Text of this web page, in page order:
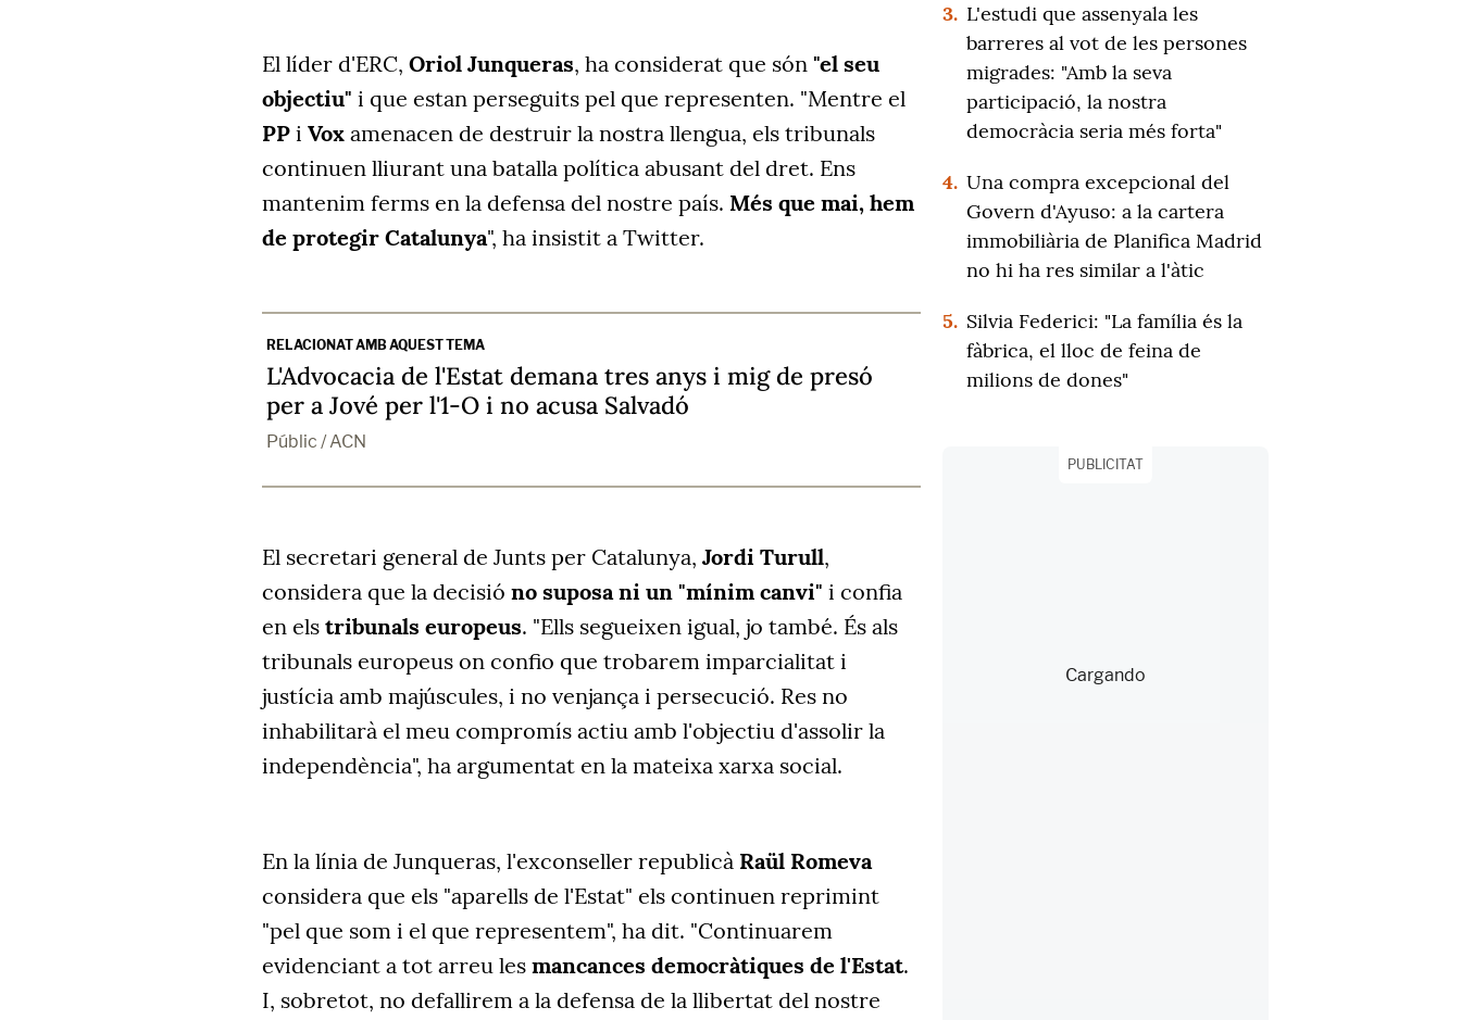
El líder d'ERC, Oriol Junqueras, ha considerat que són "el seu
objectiu" i que estan perseguits pel que representen. "Mentre el
PP i Vox amenacen de destruir la nostra llengua, els tribunals
continuen lliurant una batalla política abusant del dret. Ens
mantenim ferms en la defensa del nostre país. Més que mai, hem
de protegir Catalunya", ha insistit a Twitter.
RELACIONAT AMB AQUEST TEMA
L'Advocacia de l'Estat demana tres anys i mig de presó
per a Jové per l'1-O i no acusa Salvadó
Públic / ACN
El secretari general de Junts per Catalunya, Jordi Turull,
considera que la decisió no suposa ni un "mínim canvi" i confia
en els tribunals europeus. "Ells segueixen igual, jo també. És als
tribunals europeus on confio que trobarem imparcialitat i
justícia amb majúscules, i no venjança i persecució. Res no
inhabilitarà el meu compromís actiu amb l'objectiu d'assolir la
independència", ha argumentat en la mateixa xarxa social.
En la línia de Junqueras, l'exconseller republicà Raül Romeva
considera que els "aparells de l'Estat" els continuen reprimint
"pel que som i el que representem", ha dit. "Continuarem
evidenciant a tot arreu les mancances democràtiques de l'Estat.
I, sobretot, no defallirem a la defensa de la llibertat del nostre
3. L'estudi que assenyala les
barreres al vot de les persones
migrades: "Amb la seva
participació, la nostra
democràcia seria més forta"
4. Una compra excepcional del
Govern d'Ayuso: a la cartera
immobiliària de Planifica Madrid
no hi ha res similar a l'àtic
5. Silvia Federici: "La família és la
fàbrica, el lloc de feina de
milions de dones"
PUBLICITAT